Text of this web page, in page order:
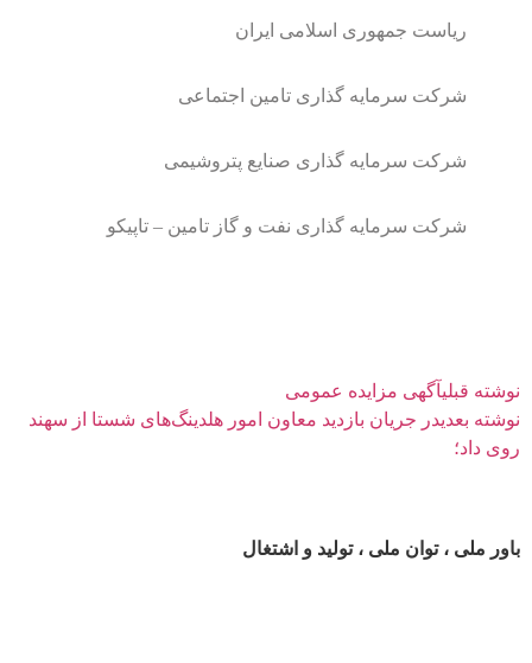
ریاست جمهوری اسلامی ایران
شرکت سرمایه گذاری تامین اجتماعی
شرکت سرمایه گذاری صنایع پتروشیمی
شرکت سرمایه گذاری نفت و گاز تامین – تاپیکو
نوشته قبلیآگهی مزایده عمومی
نوشته بعدیدر جریان بازدید معاون امور هلدینگ‌های شستا از سهند
روی داد؛
باور ملی ، توان ملی ، تولید و اشتغال